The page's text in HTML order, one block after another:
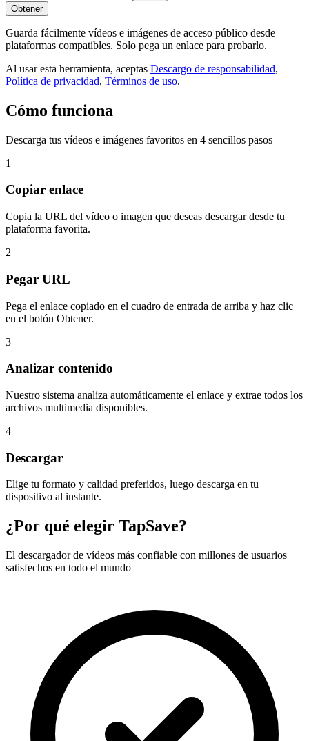
Obtener
Guarda fácilmente vídeos e imágenes de acceso público desde
plataformas compatibles. Solo pega un enlace para probarlo.
Al usar esta herramienta, aceptas Descargo de responsabilidad,
Política de privacidad, Términos de uso.
Cómo funciona
Descarga tus vídeos e imágenes favoritos en 4 sencillos pasos
1
Copiar enlace
Copia la URL del vídeo o imagen que deseas descargar desde tu
plataforma favorita.
2
Pegar URL
Pega el enlace copiado en el cuadro de entrada de arriba y haz clic
en el botón Obtener.
3
Analizar contenido
Nuestro sistema analiza automáticamente el enlace y extrae todos los
archivos multimedia disponibles.
4
Descargar
Elige tu formato y calidad preferidos, luego descarga en tu
dispositivo al instante.
¿Por qué elegir TapSave?
El descargador de vídeos más confiable con millones de usuarios
satisfechos en todo el mundo